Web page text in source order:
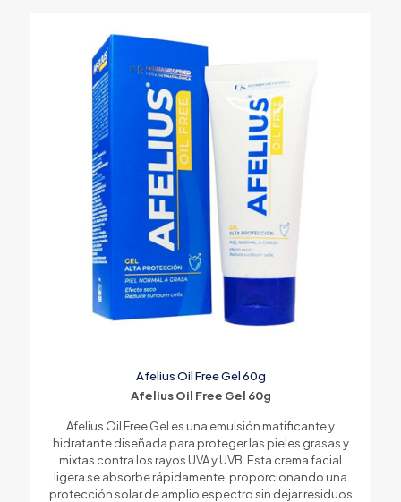
Afelius Oil Free Gel 60g
Afelius Oil Free Gel 60g
Afelius Oil Free Gel es una emulsión matificante y
hidratante diseñada para proteger las pieles grasas y
mixtas contra los rayos UVA y UVB. Esta crema facial
ligera se absorbe rápidamente, proporcionando una
protección solar de amplio espectro sin dejar residuos